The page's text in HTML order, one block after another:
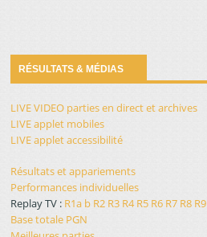
RÉSULTATS & MÉDIAS
LIVE VIDEO parties en direct et archives
LIVE applet mobiles
LIVE applet accessibilité
Résultats et appariements
Performances individuelles
Replay TV : R1a b R2 R3 R4 R5 R6 R7 R8 R9
Base totale PGN